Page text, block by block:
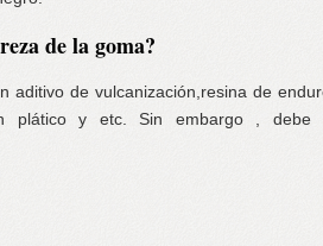
de la goma?
aditivo de vulcanización,resina de
plático y etc. Sin embargo ,